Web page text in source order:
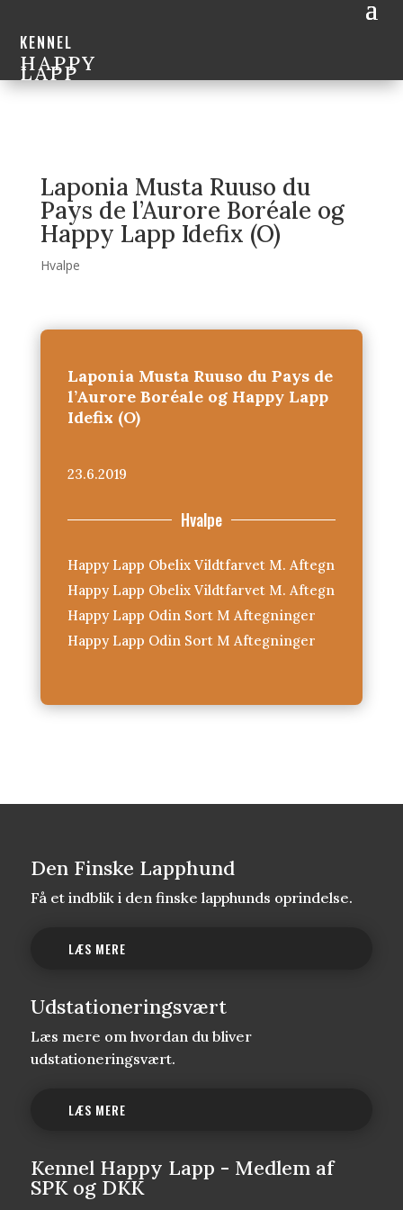
KENNEL
HAPPY
LAPP
Laponia Musta Ruuso du
Pays de l’Aurore Boréale og
Happy Lapp Idefix (O)
Hvalpe
Laponia Musta Ruuso du Pays de
l’Aurore Boréale og Happy Lapp
Idefix (O)
23.6.2019
Hvalpe
Happy Lapp Obelix Vildtfarvet M. Aftegn
Happy Lapp Obelix Vildtfarvet M. Aftegn
Happy Lapp Odin Sort M Aftegninger
Happy Lapp Odin Sort M Aftegninger
Den Finske Lapphund
Få et indblik i den finske lapphunds oprindelse.
LÆS MERE
Udstationeringsvært
Læs mere om hvordan du bliver
udstationeringsvært.
LÆS MERE
Kennel Happy Lapp - Medlem af
SPK og DKK